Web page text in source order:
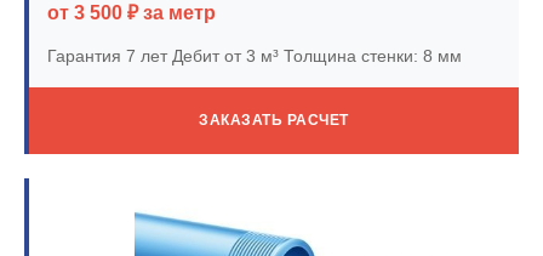
от 3 500 ₽ за метр
Гарантия 7 летДебит от 3 м³ Толщина стенки: 8 мм
ЗАКАЗАТЬ РАСЧЕТ